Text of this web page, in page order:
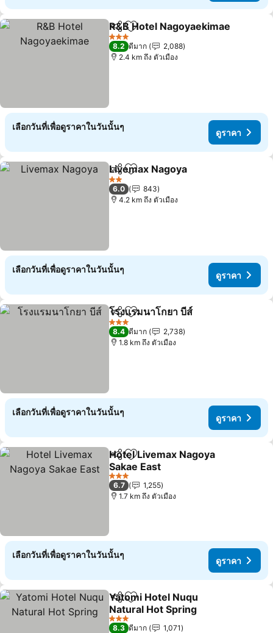
แชร์ เพิ่มในรายการโปรด
R&B Hotel Nagoyaekimae
3 ดาว
8.2 ดีมาก
2,088
2.4 km ถึง ตัวเมือง
เลือกวันที่เพื่อดูราคาในวันนั้นๆ
ดูราคา
แชร์ เพิ่มในรายการโปรด
Livemax Nagoya
2 ดาว
6.0
843
4.2 km ถึง ตัวเมือง
เลือกวันที่เพื่อดูราคาในวันนั้นๆ
ดูราคา
แชร์ เพิ่มในรายการโปรด
โรงแรมนาโกยา บีส์
3 ดาว
8.4 ดีมาก
2,738
1.8 km ถึง ตัวเมือง
เลือกวันที่เพื่อดูราคาในวันนั้นๆ
ดูราคา
แชร์ เพิ่มในรายการโปรด
Hotel Livemax Nagoya
Sakae East
ดูราคา
3 ดาว
6.7
1,255
1.7 km ถึง ตัวเมือง
เลือกวันที่เพื่อดูราคาในวันนั้นๆ
ดูราคา
แชร์ เพิ่มในรายการโปรด
Yatomi Hotel Nuqu
Natural Hot Spring
ดูราคา
3 ดาว
8.3 ดีมาก
1,071